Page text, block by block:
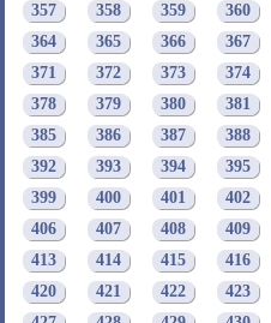
357
358 359 360
364
365 366 367
371
372 373 374
378
379 380 381
385
386 387 388
392
393 394 395
399
400 401 402
406
407 408 409
413
414 415 416
420
421 422 423